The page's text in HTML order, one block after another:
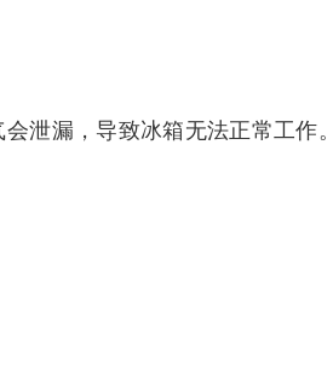
泄漏，导致冰箱无法正常工作